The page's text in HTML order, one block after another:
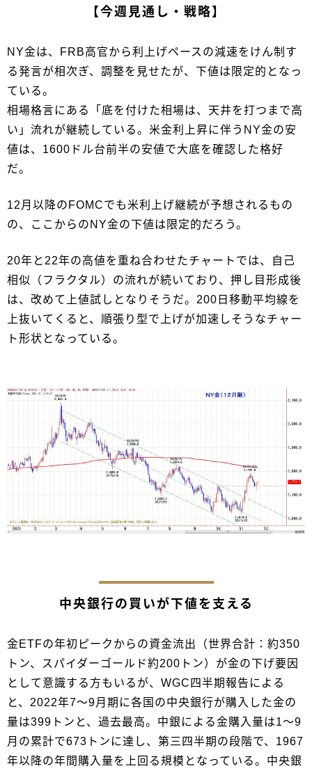
【今週見通し・戦略】
NY金は、FRB高官から利上げペースの減速をけん制す
る発言が相次ぎ、調整を見せたが、下値は限定的となっ
ている。
相場格言にある「底を付けた相場は、天井を打つまで高
い」流れが継続している。米金利上昇に伴うNY金の安
値は、1600ドル台前半の安値で大底を確認した格好
だ。
12月以降のFOMCでも米利上げ継続が予想されるもの
の、ここからのNY金の下値は限定的だろう。
20年と22年の高値を重ね合わせたチャートでは、自己
相似（フラクタル）の流れが続いており、押し目形成後
は、改めて上値試しとなりそうだ。200日移動平均線を
上抜いてくると、順張り型で上げが加速しそうなチャー
ト形状となっている。
中央銀行の買いが下値を支える
金ETFの年初ピークからの資金流出（世界合計：約350
トン、スパイダーゴールド約200トン）が金の下げ要因
として意識する方もいるが、WGC四半期報告による
と、2022年7～9月期に各国の中央銀行が購入した金の
量は399トンと、過去最高。中銀による金購入量は1～9
月の累計で673トンに達し、第三四半期の段階で、1967
年以降の年間購入量を上回る規模となっている。中央銀